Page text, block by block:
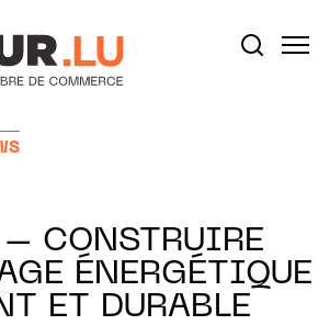
– CONSTRUIRE
ÉNERGÉTIQUE
ET DURABLE